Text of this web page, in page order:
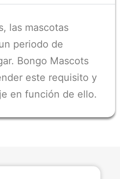
las mascotas
periodo de
Bongo Mascots
este requisito y
en función de ello.